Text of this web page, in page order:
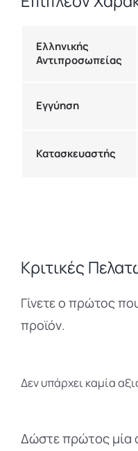
Ελληνικής
Αντιπροσωπείας
Εγγύηση
Κατασκευαστής
Κριτικές
Γίνετε ο πρώτος
προϊόν.
Δεν υπάρχει καμία
Δώστε πρώτος μία